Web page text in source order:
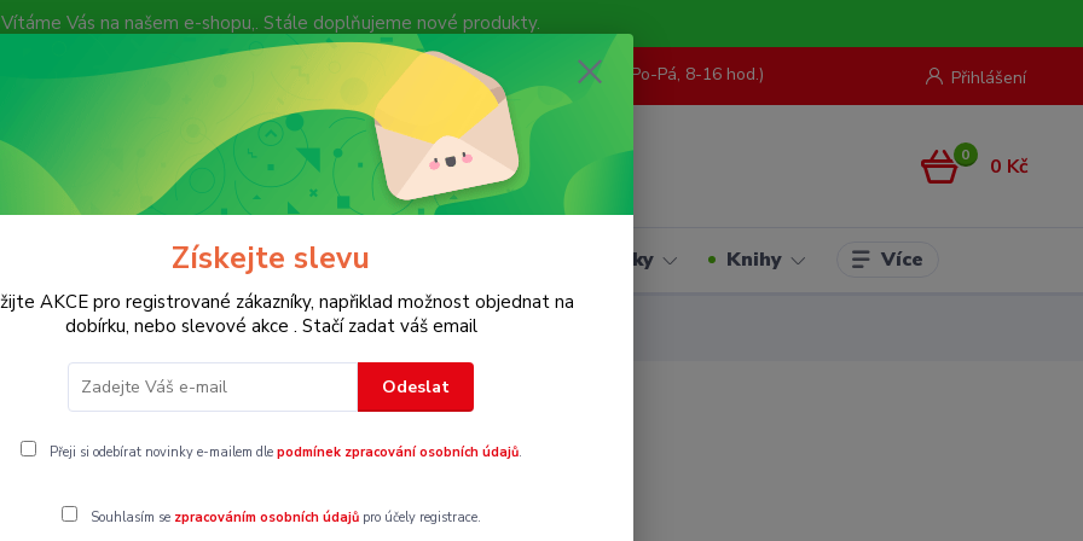
Vítáme Vás na našem e-shopu,. Stále doplňujeme nové produkty.
Přihlášení
Hledat
Nevíte si rady? Zavolejte. + 420 773 967 062 (Po-Pá, 8-16 hod.)
0 0 Kč
Dětské Dámské Hračky Knihy Více
nebylo nalezeno žádné zboží.
Získejte slevu
AKCE pro registrované zákazníky, napřiklad možnost objednat na
dobírku, nebo slevové akce . Stačí zadat váš email
Odeslat
Přeji si odebírat novinky e-mailem dle podmínek zpracování osobních údajů.
Souhlasím se zpracováním osobních údajůpro účely registrace.